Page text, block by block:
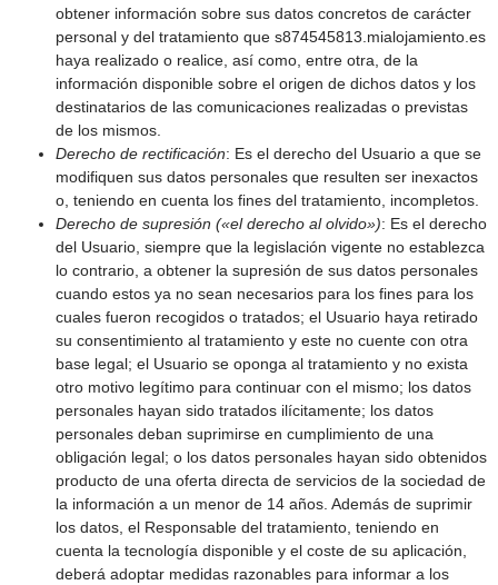
obtener información sobre sus datos concretos de carácter
personal y del tratamiento que s874545813.mialojamiento.es
haya realizado o realice, así como, entre otra, de la
información disponible sobre el origen de dichos datos y los
destinatarios de las comunicaciones realizadas o previstas
de los mismos.
Derecho de rectificación: Es el derecho del Usuario a que se
modifiquen sus datos personales que resulten ser inexactos
o, teniendo en cuenta los fines del tratamiento, incompletos.
Derecho de supresión («el derecho al olvido»): Es el derecho
del Usuario, siempre que la legislación vigente no establezca
lo contrario, a obtener la supresión de sus datos personales
cuando estos ya no sean necesarios para los fines para los
cuales fueron recogidos o tratados; el Usuario haya retirado
su consentimiento al tratamiento y este no cuente con otra
base legal; el Usuario se oponga al tratamiento y no exista
otro motivo legítimo para continuar con el mismo; los datos
personales hayan sido tratados ilícitamente; los datos
personales deban suprimirse en cumplimiento de una
obligación legal; o los datos personales hayan sido obtenidos
producto de una oferta directa de servicios de la sociedad de
la información a un menor de 14 años. Además de suprimir
los datos, el Responsable del tratamiento, teniendo en
cuenta la tecnología disponible y el coste de su aplicación,
deberá adoptar medidas razonables para informar a los